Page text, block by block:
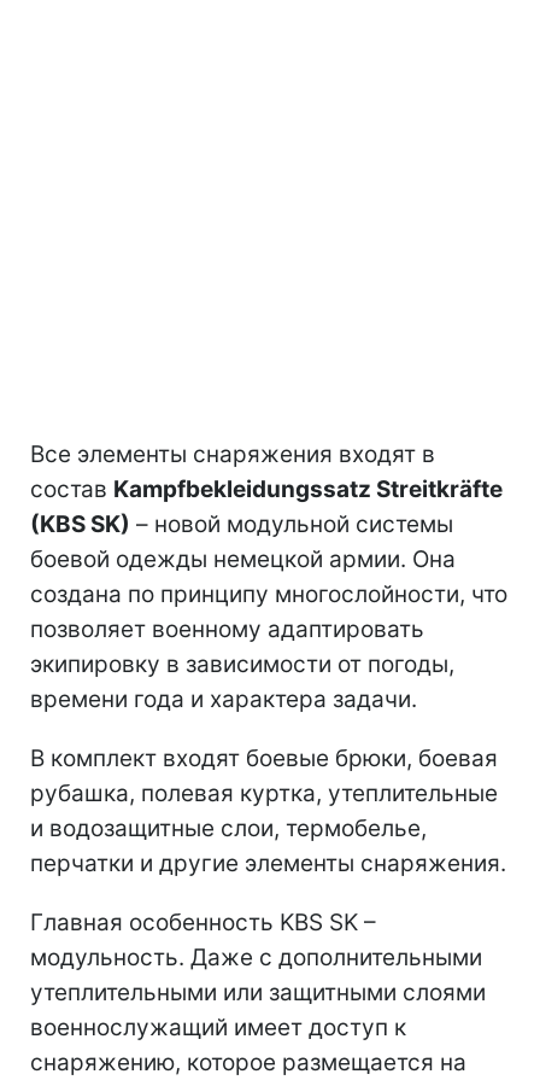
Все элементы снаряжения входят в
состав Kampfbekleidungssatz Streitkräfte
(KBS SK) – новой модульной системы
боевой одежды немецкой армии. Она
создана по принципу многослойности, что
позволяет военному адаптировать
экипировку в зависимости от погоды,
времени года и характера задачи.
В комплект входят боевые брюки, боевая
рубашка, полевая куртка, утеплительные
и водозащитные слои, термобелье,
перчатки и другие элементы снаряжения.
Главная особенность KBS SK –
модульность. Даже с дополнительными
утеплительными или защитными слоями
военнослужащий имеет доступ к
снаряжению, которое размещается на